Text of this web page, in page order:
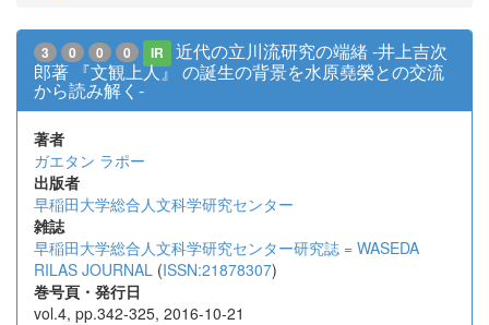
3 0 0 0 IR
近代の立川流研究の端緒 -井上吉次
郎著 『文観上人』 の誕生の背景を水原堯榮との交流
から読み解く-
著者
ガエタン ラポー
出版者
早稲田大学総合人文科学研究センター
雑誌
早稲田大学総合人文科学研究センター研究誌 = WASEDA
RILAS JOURNAL (ISSN:21878307)
巻号頁・発行日
vol.4, pp.342-325, 2016-10-21